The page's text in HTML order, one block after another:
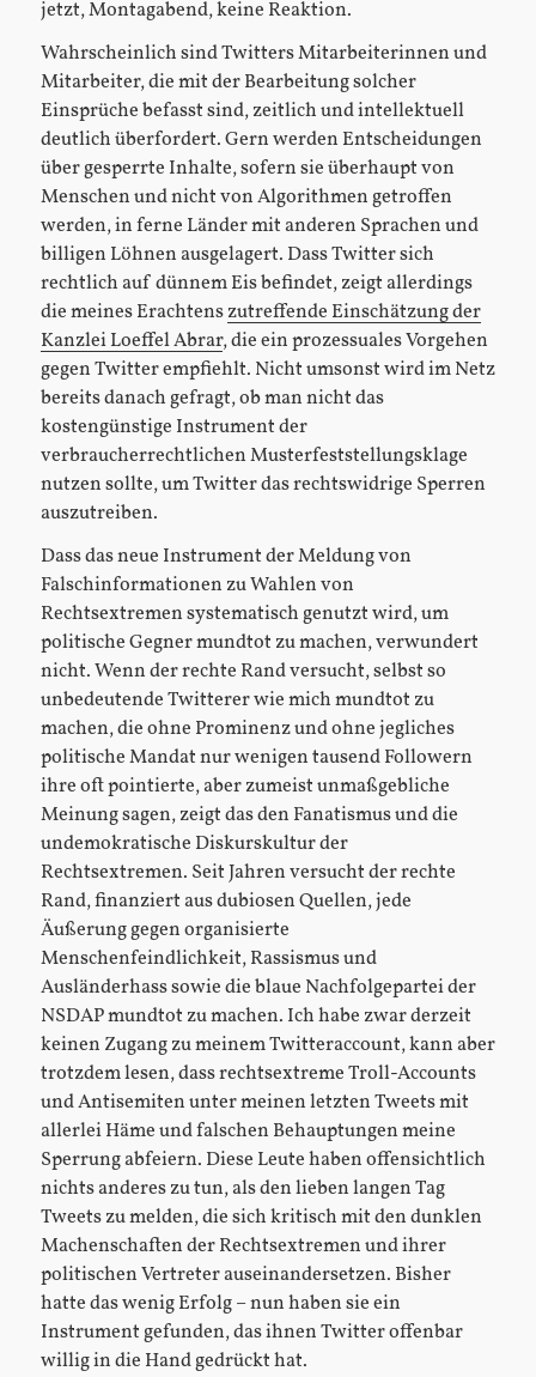
jetzt, Montagabend, keine Reaktion.
Wahrscheinlich sind Twitters Mitarbeiterinnen und
Mitarbeiter, die mit der Bearbeitung solcher
Einsprüche befasst sind, zeitlich und intellektuell
deutlich überfordert. Gern werden Entscheidungen
über gesperrte Inhalte, sofern sie überhaupt von
Menschen und nicht von Algorithmen getroffen
werden, in ferne Länder mit anderen Sprachen und
billigen Löhnen ausgelagert. Dass Twitter sich
rechtlich auf dünnem Eis befindet, zeigt allerdings
die meines Erachtenszutreffende Einschätzung der
Kanzlei Loeffel Abrar, die ein prozessuales Vorgehen
gegen Twitter empfiehlt. Nicht umsonst wird im Netz
bereits danach gefragt, ob man nicht das
kostengünstige Instrument der
verbraucherrechtlichen Musterfeststellungsklage
nutzen sollte, um Twitter das rechtswidrige Sperren
auszutreiben.
Dass das neue Instrument der Meldung von
Falschinformationen zu Wahlen von
Rechtsextremen systematisch genutzt wird, um
politische Gegner mundtot zu machen, verwundert
nicht. Wenn der rechte Rand versucht, selbst so
unbedeutende Twitterer wie mich mundtot zu
machen, die ohne Prominenz und ohne jegliches
politische Mandat nur wenigen tausend Followern
ihre oft pointierte, aber zumeist unmaßgebliche
Meinung sagen, zeigt das den Fanatismus und die
undemokratische Diskurskultur der
Rechtsextremen. Seit Jahren versucht der rechte
Rand, finanziert aus dubiosen Quellen, jede
Äußerung gegen organisierte
Menschenfeindlichkeit, Rassismus und
Ausländerhass sowie die blaue Nachfolgepartei der
NSDAP mundtot zu machen. Ich habe zwar derzeit
keinen Zugang zu meinem Twitteraccount, kann aber
trotzdem lesen, dass rechtsextreme Troll-Accounts
und Antisemiten unter meinen letzten Tweets mit
allerlei Häme und falschen Behauptungen meine
Sperrung abfeiern. Diese Leute haben offensichtlich
nichts anderes zu tun, als den lieben langen Tag
Tweets zu melden, die sich kritisch mit den dunklen
Machenschaften der Rechtsextremen und ihrer
politischen Vertreter auseinandersetzen. Bisher
hatte das wenig Erfolg – nun haben sie ein
Instrument gefunden, das ihnen Twitter offenbar
willig in die Hand gedrückt hat.